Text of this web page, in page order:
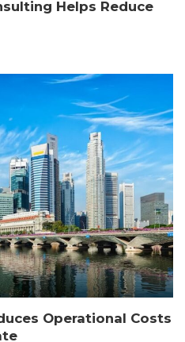
Helps Reduce
Operational Costs